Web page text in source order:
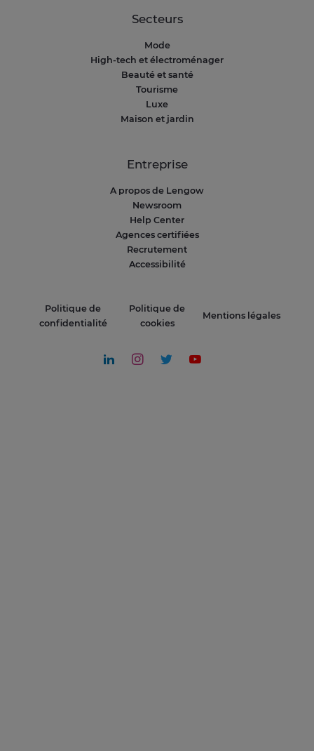
Secteurs
Mode
High-tech et électroménager
Beauté et santé
Tourisme
Luxe
Maison et jardin
Entreprise
A propos de Lengow
Newsroom
Help Center
Agences certifiées
Recrutement
Accessibilité
Politique de
confidentialité
Politique de
cookies
Mentions légales